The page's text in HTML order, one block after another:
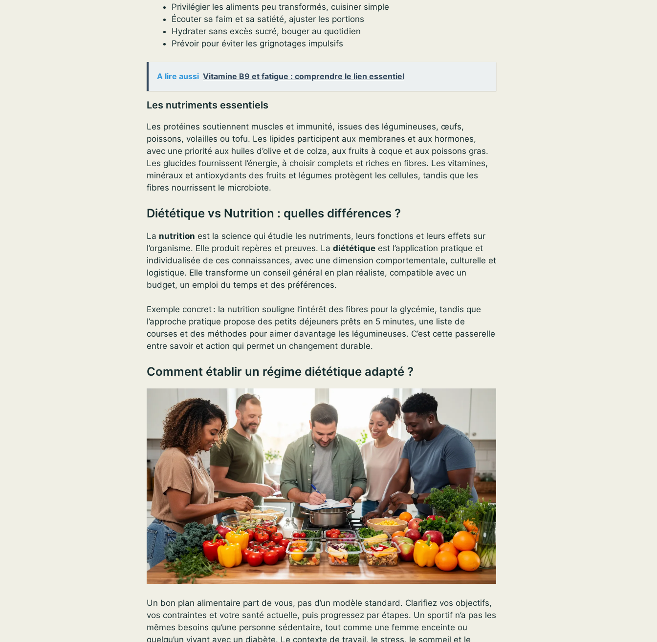
Privilégier les aliments peu transformés, cuisiner simple
Écouter sa faim et sa satiété, ajuster les portions
Hydrater sans excès sucré, bouger au quotidien
Prévoir pour éviter les grignotages impulsifs
A lire aussi Vitamine B9 et fatigue : comprendre le lien essentiel
Les nutriments essentiels
Les protéines soutiennent muscles et immunité, issues des légumineuses, œufs,
poissons, volailles ou tofu. Les lipides participent aux membranes et aux hormones,
avec une priorité aux huiles d’olive et de colza, aux fruits à coque et aux poissons gras.
Les glucides fournissent l’énergie, à choisir complets et riches en fibres. Les vitamines,
minéraux et antioxydants des fruits et légumes protègent les cellules, tandis que les
fibres nourrissent le microbiote.
Diététique vs Nutrition : quelles différences ?
La nutrition est la science qui étudie les nutriments, leurs fonctions et leurs effets sur
l’organisme. Elle produit repères et preuves. La diététique est l’application pratique et
individualisée de ces connaissances, avec une dimension comportementale, culturelle et
logistique. Elle transforme un conseil général en plan réaliste, compatible avec un
budget, un emploi du temps et des préférences.
Exemple concret : la nutrition souligne l’intérêt des fibres pour la glycémie, tandis que
l’approche pratique propose des petits déjeuners prêts en 5 minutes, une liste de
courses et des méthodes pour aimer davantage les légumineuses. C’est cette passerelle
entre savoir et action qui permet un changement durable.
Comment établir un régime diététique adapté ?
Un bon plan alimentaire part de vous, pas d’un modèle standard. Clarifiez vos objectifs,
vos contraintes et votre santé actuelle, puis progressez par étapes. Un sportif n’a pas les
mêmes besoins qu’une personne sédentaire, tout comme une femme enceinte ou
quelqu’un vivant avec un diabète. Le contexte de travail, le stress, le sommeil et le